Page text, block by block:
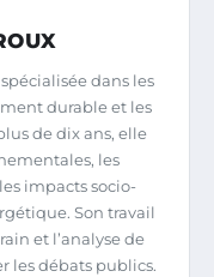
dans les
durable et les
de dix ans, elle
les
impacts socio-
Son travail
et l’analyse de
les débats publics.